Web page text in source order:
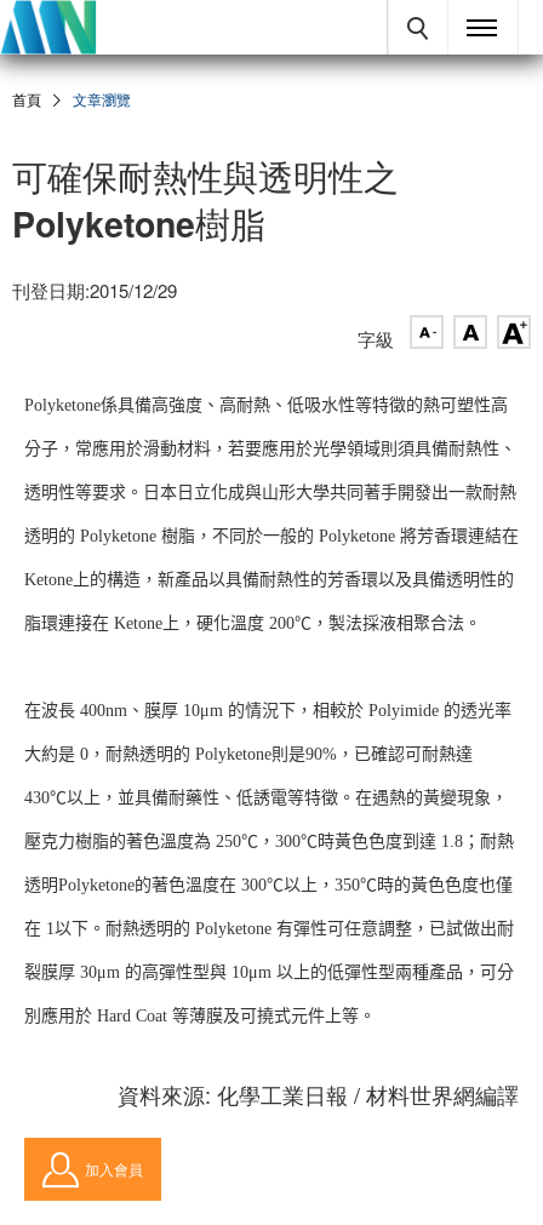
首頁 文章瀏覽
可確保耐熱性與透明性之
Polyketone樹脂
刊登日期:2015/12/29
字級
Polyketone係具備高強度、高耐熱、低吸水性等特徵的熱可塑性高
分子，常應用於滑動材料，若要應用於光學領域則須具備耐熱性、
透明性等要求。日本日立化成與山形大學共同著手開發出一款耐熱
透明的 Polyketone 樹脂，不同於一般的 Polyketone 將芳香環連結在
Ketone上的構造，新產品以具備耐熱性的芳香環以及具備透明性的
脂環連接在 Ketone上，硬化溫度 200℃，製法採液相聚合法。
在波長 400nm、膜厚 10μm 的情況下，相較於 Polyimide 的透光率
大約是 0，耐熱透明的 Polyketone則是90%，已確認可耐熱達
430℃以上，並具備耐藥性、低誘電等特徵。在遇熱的黃變現象，
壓克力樹脂的著色溫度為 250℃，300℃時黃色色度到達 1.8；耐熱
透明Polyketone的著色溫度在 300℃以上，350℃時的黃色色度也僅
在 1以下。耐熱透明的 Polyketone 有彈性可任意調整，已試做出耐
裂膜厚 30μm 的高彈性型與 10μm 以上的低彈性型兩種產品，可分
別應用於 Hard Coat 等薄膜及可撓式元件上等。
資料來源: 化學工業日報 / 材料世界網編譯
加入會員